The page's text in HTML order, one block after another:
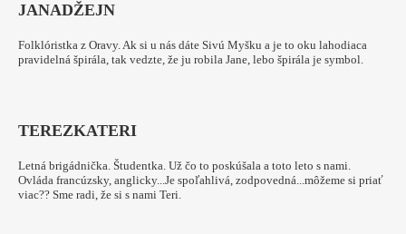
JANADŽEJN
Folklóristka z Oravy. Ak si u nás dáte Sivú Myšku a je to oku lahodiaca
pravidelná špirála, tak vedzte, že ju robila Jane, lebo špirála je symbol.
TEREZKATERI
Letná brigádnička. Študentka. Už čo to poskúšala a toto leto s nami.
Ovláda francúzsky, anglicky...Je spoľahlivá, zodpovedná...môžeme si priať
viac?? Sme radi, že si s nami Teri.